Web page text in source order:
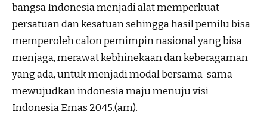
bangsa Indonesia menjadi alat memperkuat
persatuan dan kesatuan sehingga hasil pemilu bisa
memperoleh calon pemimpin nasional yang bisa
menjaga, merawat kebhinekaan dan keberagaman
yang ada, untuk menjadi modal bersama-sama
mewujudkan indonesia maju menuju visi
Indonesia Emas 2045.(am).